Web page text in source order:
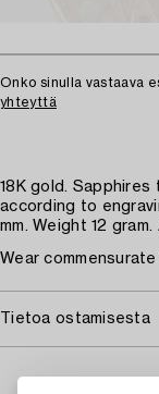
Onko sinulla vastaava
yhteyttä
18K gold.
according to
mm. Weight 12
Wear
Tietoa ostamisesta